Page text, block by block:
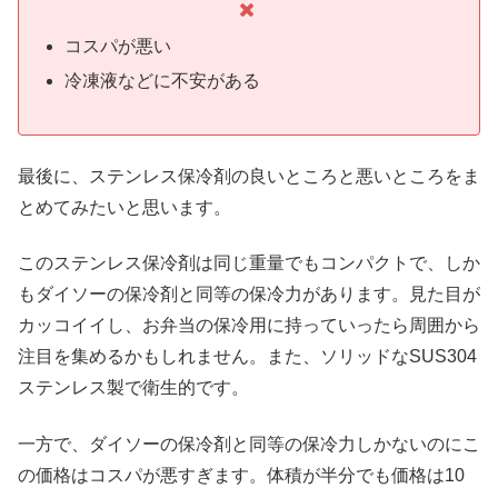
コスパが悪い
冷凍液などに不安がある
最後に、ステンレス保冷剤の良いところと悪いところをま
とめてみたいと思います。
このステンレス保冷剤は同じ重量でもコンパクトで、しか
もダイソーの保冷剤と同等の保冷力があります。見た目が
カッコイイし、お弁当の保冷用に持っていったら周囲から
注目を集めるかもしれません。また、ソリッドなSUS304
ステンレス製で衛生的です。
一方で、ダイソーの保冷剤と同等の保冷力しかないのにこ
の価格はコスパが悪すぎます。体積が半分でも価格は10